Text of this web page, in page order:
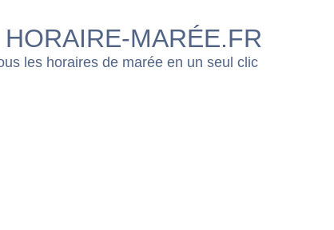
HORAIRE-MARÉE.FR
les horaires de marée en un seul clic